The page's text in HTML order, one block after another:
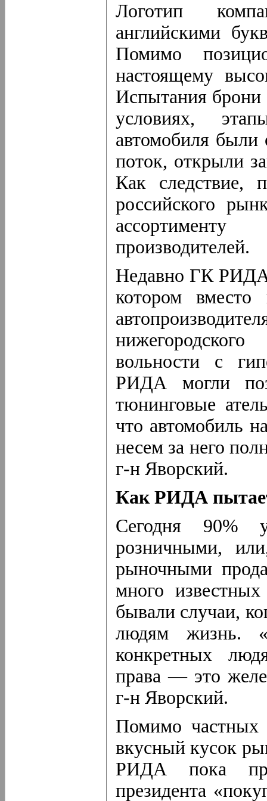
Логотип
английскими
Помимо
настоящему
Испытания брони
условиях,
автомобиля были
поток, открыли
Как следствие,
российского
производителей.
Недавно ГК РИДА
котором вместо
вольности с
РИДА могли
тюнинговые
что автомобиль
несем за него
г-н Яворский.
Как РИДА
Сегодня 90%
розничными,
рыночными
много
бывали случаи,
людям жизнь.
конкретных
права — это
г-н Яворский.
Помимо частных
вкусный кусок
РИДА пока
президента